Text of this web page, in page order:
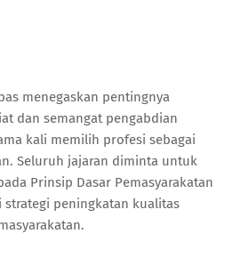
menegaskan pentingnya
dan semangat pengabdian
kali memilih profesi sebagai
Seluruh jajaran diminta untuk
Prinsip Dasar Pemasyarakatan
strategi peningkatan kualitas